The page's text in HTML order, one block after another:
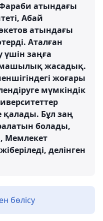
Фараби атындағы
Абай
атындағы
Аталған
үшін заңға
жасадық.
жоғары
мүмкіндік
қалады. Бұл заң
болады,
Мемлекет
делінген
бөлісу